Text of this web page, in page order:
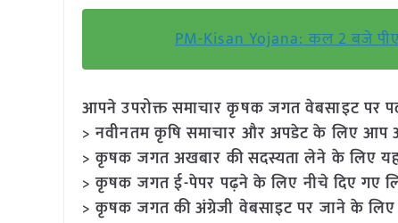
PM-Kisan Yojana: कल 2 बजे
आपने उपरोक्त समाचार कृषक जगत वेबसाइट पर
> नवीनतम कृषि समाचार और अपडेट के लिए
> कृषक जगत अखबार की सदस्यता लेने के लिए
> कृषक जगत ई-पेपर पढ़ने के लिए नीचे दिए गए
> कृषक जगत की अंग्रेजी वेबसाइट पर जाने के